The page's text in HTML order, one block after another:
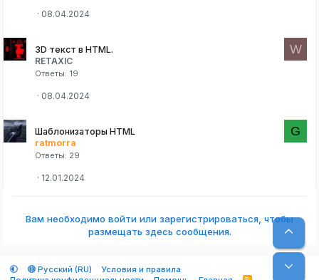
08.04.2024
3D текст в HTML.
RETAXIC
Ответы 19
08.04.2024
W
Шаблонизаторы HTML
ratmorra
Ответы 29
12.01.2024
G
Вам необходимо войти или зарегистрироваться, чтобы
размещать здесь сообщения.
Русский (RU)
Условия и правила